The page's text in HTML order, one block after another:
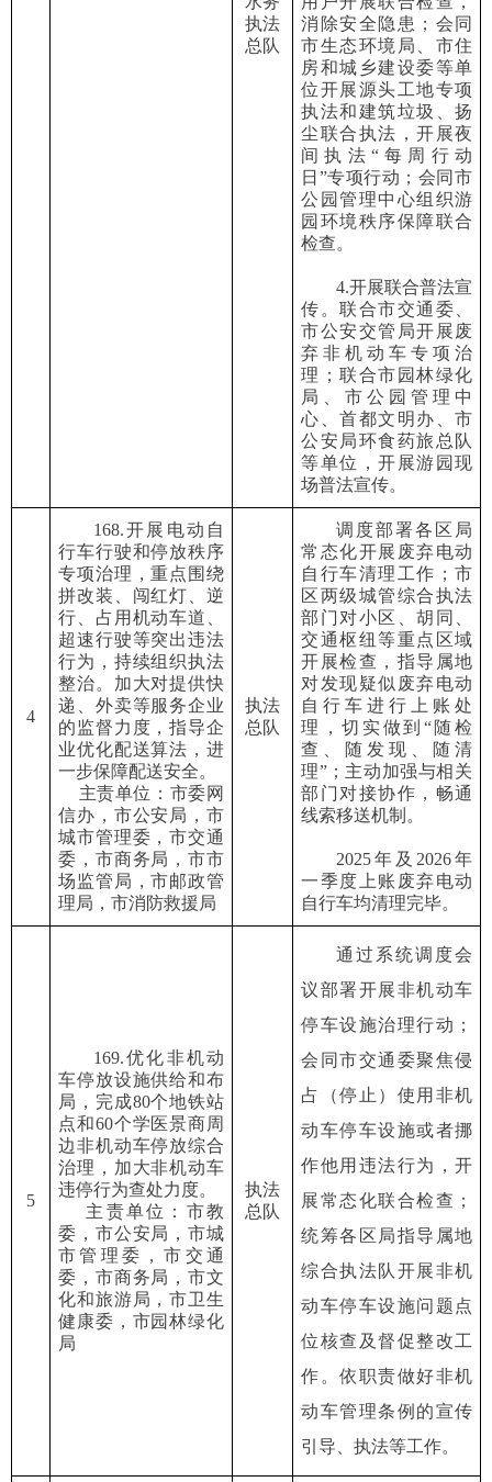
执法
总队
消除安全隐患；会同
市生态环境局、市住
房和城乡建设委等单
位开展源头工地专项
执法和建筑垃圾、扬
尘联合执法，开展夜
间执法 “每周行动
日 ”专项行动；会同市
公园管理中心组织游
园环境秩序保障联合
检查。
4.开展联合普法宣
传。联合市交通委、
市公安交管局开展废
弃非机动车专项治
理；联合市园林绿化
局、市公园管理中
心、首都文明办、市
公安局环食药旅总队
等单位，开展游园现
场普法宣传。
4
168.开展电动自
行车行驶和停放秩序
专项治理，重点围绕
拼改装、闯红灯、逆
行、占用机动车道、
超速行驶等突出违法
行为，持续组织执法
整治。加大对提供快
递、外卖等服务企业
的监督力度，指导企
业优化配送算法，进
一步保障配送安全。
主责单位：市委网
信办，市公安局，市
城市管理委，市交通
委，市商务局，市市
场监管局，市邮政管
理局，市消防救援局
执法
总队
调度部署各区局
常态化开展废弃电动
自行车清理工作 ； 市
区两级城管综合执法
部门 对小区、胡同、
交通枢纽等重点区域
开展检查 ， 指导属地
对发现疑似废弃电动
自行车进行
上账处
理，切实做到 “随检
查、随发现、随清
理”；主动加强与相关
部门对接协作，畅通
线索移送机制。
2025年及 2026年
一季度 上账 废弃电动
自行车均清理完毕。
5
169.优化非机动
车停放设施供给和布
局，完成80个地铁站
点和60个学医景商周
边非机动车停放综合
治理，加大非机动车
违停行为查处力度。
主责单位：市教
委，市公安局，市城
市管理委，市交通
委，市商务局，市文
化和旅游局，市卫生
健康委，市园林绿化
局
执法
总队
通过系统调度会
议部署开展非机动车
停车设施治理行动 ；
会同市交通委聚焦侵
占（停止）使用非机
动车停车设施或者挪
作他用违法行为，开
展常态化联合检查 ；
统筹各区局指导属地
综合执法队 开展非机
动车停车设施问题点
位核查及督促整改工
作。依职责做好非机
动车管理条例的宣传
引导、执法等工作。